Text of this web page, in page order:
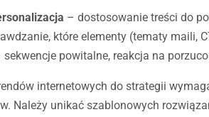
– dostosowanie treści do
które elementy (tematy maili,
powitalne, reakcja na
internetowych do strategii
Należy unikać szablonowych